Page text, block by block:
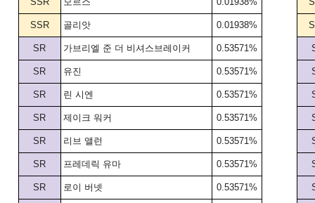
SSR 골리앗 0.01938%
SR 가브리엘 준 더 비셔스브레이커 0.53571%
SR 유진 0.53571%
SR 린 시엔 0.53571%
SR 제이크 워커 0.53571%
SR 리브 앨런 0.53571%
SR 프레데릭 유마 0.53571%
SR 로이 버넷 0.53571%